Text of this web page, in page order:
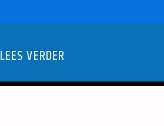
LEES VERDER